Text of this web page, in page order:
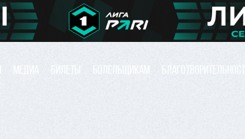
МЕДИА БИЛЕТЫ БОЛЕЛЬЩИКАМ БЛАГОТВОРИТЕЛЬНОСТЬ